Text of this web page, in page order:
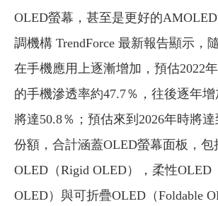
OLED螢幕，甚至是更好的
調機構 TrendForce 最新報告顯示，
在手機應用上逐漸增加，預估2022
的手機滲透率約47.7％，往後逐年增
將達50.8％；預估來到2026年時將
份額，合計涵蓋OLED螢幕面板，包
OLED（Rigid OLED），柔性OLED
OLED）與可折疊OLED（Foldable